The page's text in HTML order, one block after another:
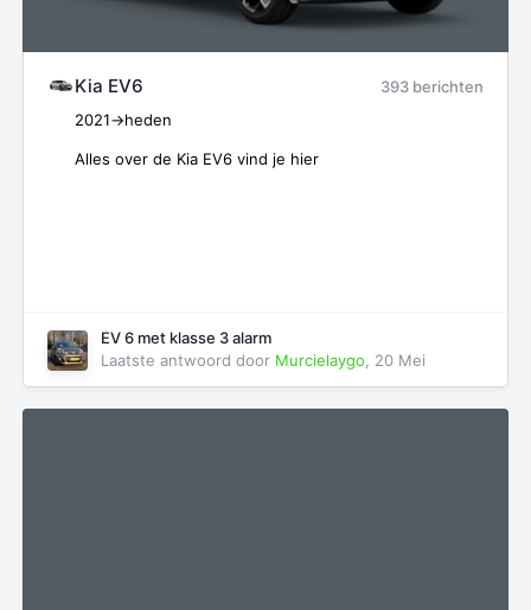
Kia EV6
393 berichten
2021->heden
Alles over de Kia EV6 vind je hier
EV 6 met klasse 3 alarm
Laatste antwoord door Murcielaygo 20 Mei